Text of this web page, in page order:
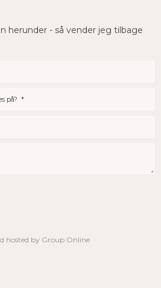
herunder - så vender jeg tilbage
hosted by Group Online